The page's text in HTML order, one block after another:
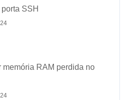
SSH
memória RAM perdida no